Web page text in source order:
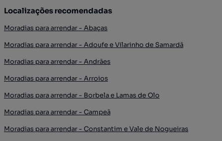
Localizações recomendadas
Moradias para arrendar - Abaças
Moradias para arrendar - Adoufe e Vilarinho de Samardã
Moradias para arrendar - Andrães
Moradias para arrendar - Arroios
Moradias para arrendar - Borbela e Lamas de Olo
Moradias para arrendar - Campeã
Moradias para arrendar - Constantim e Vale de Nogueiras